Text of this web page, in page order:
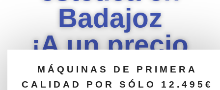
Badajoz
¡A un precio
imbatible!
MÁQUINAS DE PRIMERA
CALIDAD POR SÓLO 12.495€